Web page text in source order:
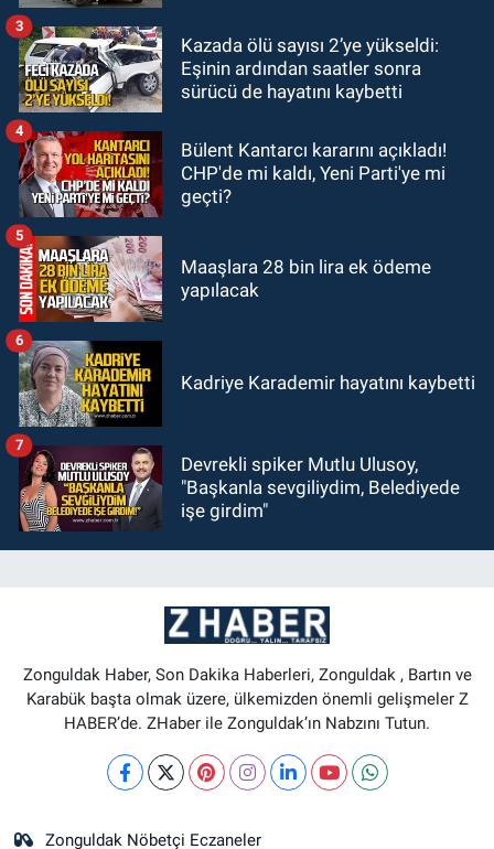
Zonguldak
13:39
görevinden ayrıldı.
Kazada ölü sayısı 2’ye yükseldi:
Eşinin ardından saatler sonra
sürücü de hayatını kaybetti
3
Bülent Kantarcı kararını açıkladı!
CHP'de mi kaldı, Yeni Parti'ye mi
geçti?
4
Maaşlara 28 bin lira ek ödeme
yapılacak
5
Kadriye Karademir hayatını kaybetti
6
Devrekli spiker Mutlu Ulusoy,
"Başkanla sevgiliydim, Belediyede
işe girdim"
7
Zonguldak Haber, Son Dakika Haberleri, Zonguldak , Bartın ve
Karabük başta olmak üzere, ülkemizden önemli gelişmeler Z
HABER’de. ZHaber ile Zonguldak’ın Nabzını Tutun.
Zonguldak Nöbetçi Eczaneler